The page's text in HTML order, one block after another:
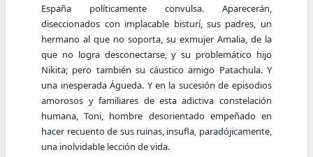
España políticamente convulsa. Aparecerán,
diseccionados con implacable bisturí, sus padres, un
hermano al que no soporta, su exmujer Amalia, de la
que no logra desconectarse, y su problemático hijo
Nikita; pero también su cáustico amigo Patachula. Y
una inesperada Águeda. Y en la sucesión de episodios
amorosos y familiares de esta adictiva constelación
humana, Toni, hombre desorientado empeñado en
hacer recuento de sus ruinas, insufla, paradójicamente,
una inolvidable lección de vida.